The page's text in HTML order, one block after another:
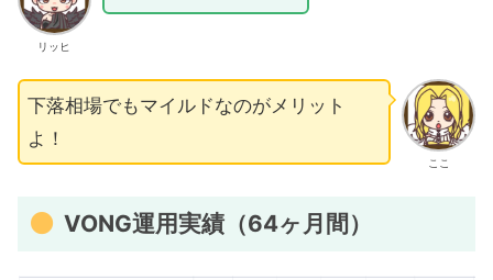
リッヒ
ここ
下落相場でもマイルドなのがメリット
よ！
VONG運用実績（64ヶ月間）